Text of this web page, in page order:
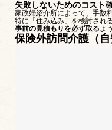
失敗しないためのコスト
家政婦紹介所によって、手数
特に「住み込み」を検討され
事前の見積もりを必ず取るよ
保険外訪問介護（